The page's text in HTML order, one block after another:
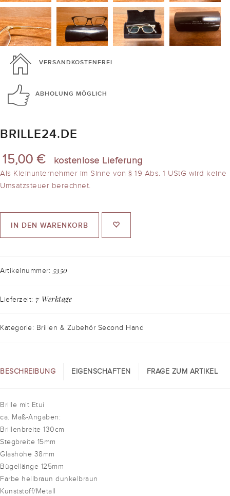
VERSANDKOSTENFREI
ABHOLUNG MÖGLICH
BRILLE24.DE
15,00 € kostenlose Lieferung
Als Kleinunternehmer im Sinne von § 19 Abs. 1 UStG wird keine
Umsatzsteuer berechnet.
IN DEN WARENKORB
Artikelnummer: 5350
Lieferzeit: 7 Werktage
Kategorie: Brillen & Zubehör Second Hand
BESCHREIBUNG EIGENSCHAFTEN FRAGE ZUM ARTIKEL
Brille mit Etui
ca. Maß-Angaben:
Brillenbreite 130cm
Stegbreite 15mm
Glashöhe 38mm
Bügellänge 125mm
Farbe hellbraun dunkelbraun
Kunststoff/Metall